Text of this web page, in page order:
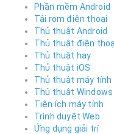
Phần mềm Android
Tải rom điện thoại
Thủ thuật Android
Thủ thuật điện
Thủ thuật hay
Thủ thuật iOS
Thủ thuật máy tính
Thủ thuật Windows
Tiện ích máy tính
Trình duyệt Web
Ứng dụng giải trí